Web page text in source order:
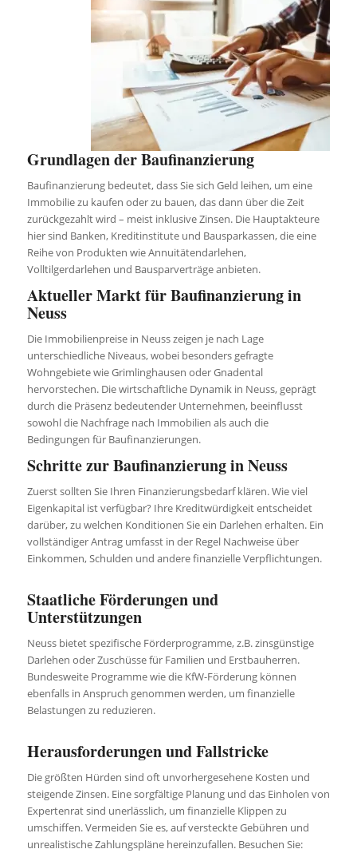
Grundlagen der Baufinanzierung
Baufinanzierung bedeutet, dass Sie sich Geld leihen, um eine
Immobilie zu kaufen oder zu bauen, das dann über die Zeit
zurückgezahlt wird – meist inklusive Zinsen. Die Hauptakteure
hier sind Banken, Kreditinstitute und Bausparkassen, die eine
Reihe von Produkten wie Annuitätendarlehen,
Volltilgerdarlehen und Bausparverträge anbieten.
Aktueller Markt für Baufinanzierung in
Neuss
Die Immobilienpreise in Neuss zeigen je nach Lage
unterschiedliche Niveaus, wobei besonders gefragte
Wohngebiete wie Grimlinghausen oder Gnadental
hervorstechen. Die wirtschaftliche Dynamik in Neuss, geprägt
durch die Präsenz bedeutender Unternehmen, beeinflusst
sowohl die Nachfrage nach Immobilien als auch die
Bedingungen für Baufinanzierungen.
Schritte zur Baufinanzierung in Neuss
Zuerst sollten Sie Ihren Finanzierungsbedarf klären. Wie viel
Eigenkapital ist verfügbar? Ihre Kreditwürdigkeit entscheidet
darüber, zu welchen Konditionen Sie ein Darlehen erhalten. Ein
vollständiger Antrag umfasst in der Regel Nachweise über
Einkommen, Schulden und andere finanzielle Verpflichtungen.
Staatliche Förderungen und
Unterstützungen
Neuss bietet spezifische Förderprogramme, z.B. zinsgünstige
Darlehen oder Zuschüsse für Familien und Erstbauherren.
Bundesweite Programme wie die KfW-Förderung können
ebenfalls in Anspruch genommen werden, um finanzielle
Belastungen zu reduzieren.
Herausforderungen und Fallstricke
Die größten Hürden sind oft unvorhergesehene Kosten und
steigende Zinsen. Eine sorgfältige Planung und das Einholen von
Expertenrat sind unerlässlich, um finanzielle Klippen zu
umschiffen. Vermeiden Sie es, auf versteckte Gebühren und
unrealistische Zahlungspläne hereinzufallen. Besuchen Sie: